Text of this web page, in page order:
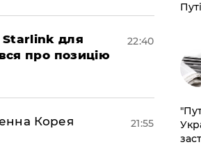
Starlink для
про позицію
22:40
Корея
21:55